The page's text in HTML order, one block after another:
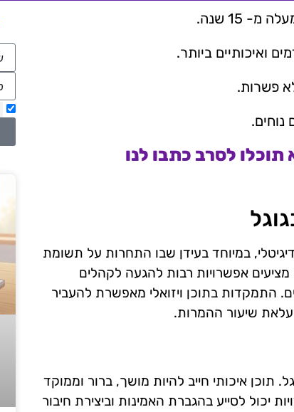
15 שנה.
ואיכותיים ביותר.
פשרות.
נוחים.
לסרב כתבו לנו
במיוחד בעידן שבו התחרות על תשומת
אפשרויות רבות להגעה לקהלים
התמקדות בתוכן ויזואלי מאפשרת להעביר
שיעור ההמרות.
תוכן איכותי חייב להיות מושך, ברור וממוקד
יכול לסייע בהגברת האמינות וביצירת חיבור